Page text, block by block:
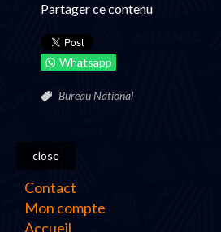
Partager ce contenu
Whatsapp
Bureau National
close
Contact
Mon compte
Accueil